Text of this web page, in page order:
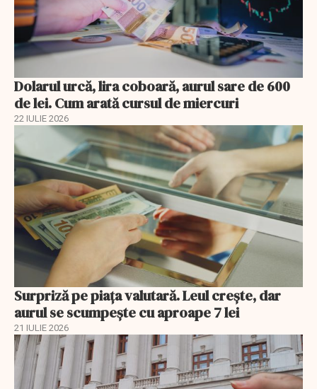
Dolarul urcă, lira coboară, aurul sare de 600
de lei. Cum arată cursul de miercuri
22 IULIE 2026
Surpriză pe piața valutară. Leul crește, dar
aurul se scumpește cu aproape 7 lei
21 IULIE 2026